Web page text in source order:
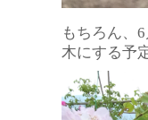
もちろん、
木にする予